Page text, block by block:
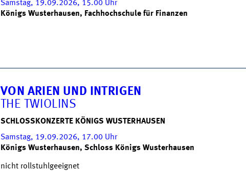
Samstag, 19.09.2026, 15.00 Uhr
Königs Wusterhausen, Fachhochschule für Finanzen
VON ARIEN UND INTRIGEN
THE TWIOLINS
SCHLOSSKONZERTE KÖNIGS WUSTERHAUSEN
Samstag, 19.09.2026, 17.00 Uhr
Königs Wusterhausen, Schloss Königs Wusterhausen
nicht rollstuhlgeeignet